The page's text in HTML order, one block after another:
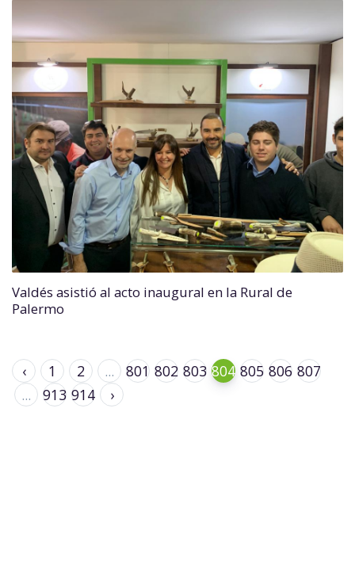
Valdés asistió al acto inaugural en la Rural de
Palermo
‹ 1 2 ... 801 802 803 804 805 806 807
...
913 914 ›